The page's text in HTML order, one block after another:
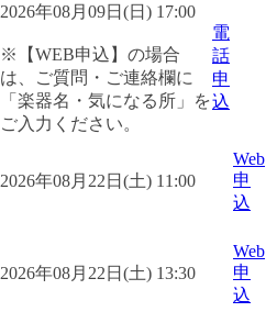
2026年08月09日(日) 17:00
※【WEB申込】の場合
は、ご質問・ご連絡欄に
「楽器名・気になる所」を
ご入力ください。
電
話
申
込
2026年08月22日(土) 11:00
Web
申
込
2026年08月22日(土) 13:30
Web
申
込